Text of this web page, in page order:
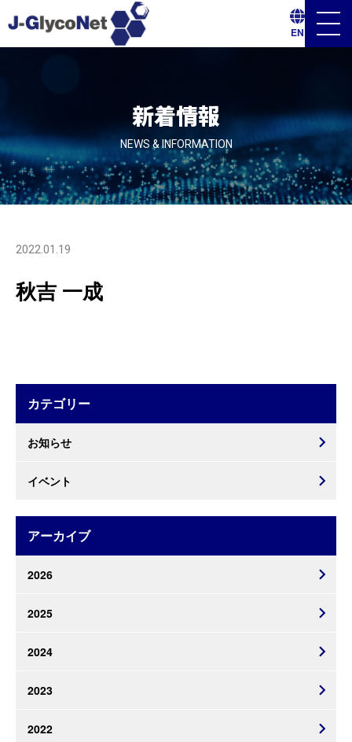
EN
ニ
ュ
新着情報
NEWS & INFORMATION
2022.01.19
秋吉 一成
カテゴリー
お知らせ
イベント
アーカイブ
2026
2025
2024
2023
2022